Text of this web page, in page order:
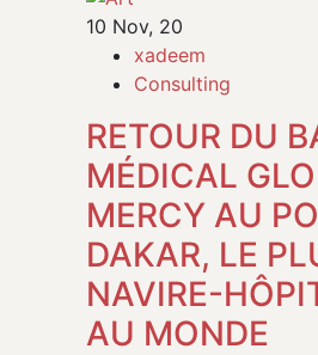
10 Nov, 20
xadeem
Consulting
RETOUR DU
MÉDICAL
MERCY AU
DAKAR, LE
NAVIRE-
AU MONDE